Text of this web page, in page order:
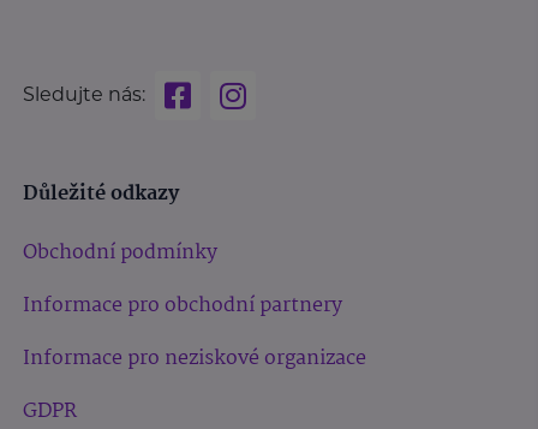
Sledujte nás:
Důležité odkazy
Obchodní podmínky
Informace pro obchodní partnery
Informace pro neziskové organizace
GDPR